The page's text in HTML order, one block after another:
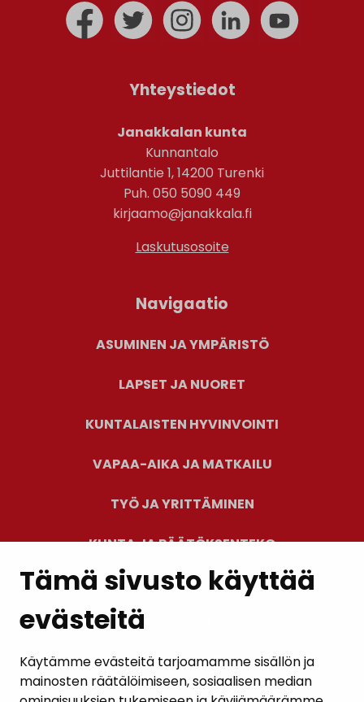
Tämä sivusto käyttää
evästeitä
Käytämme evästeitä tarjoamamme sisällön ja
mainosten räätälöimiseen, sosiaalisen median
Yhteystiedot
Janakkalan kunta
Kunnantalo
Juttilantie 1, 14200 Turenki
Puh. 050 5090 449
kirjaamo@janakkala.fi
Laskutusosoite
Navigaatio
ASUMINEN JA YMPÄRISTÖ
LAPSET JA NUORET
KUNTALAISTEN HYVINVOINTI
VAPAA-AIKA JA MATKAILU
TYÖ JA YRITTÄMINEN
KUNTA JA PÄÄTÖKSENTEKO
AJANKOHTAISET